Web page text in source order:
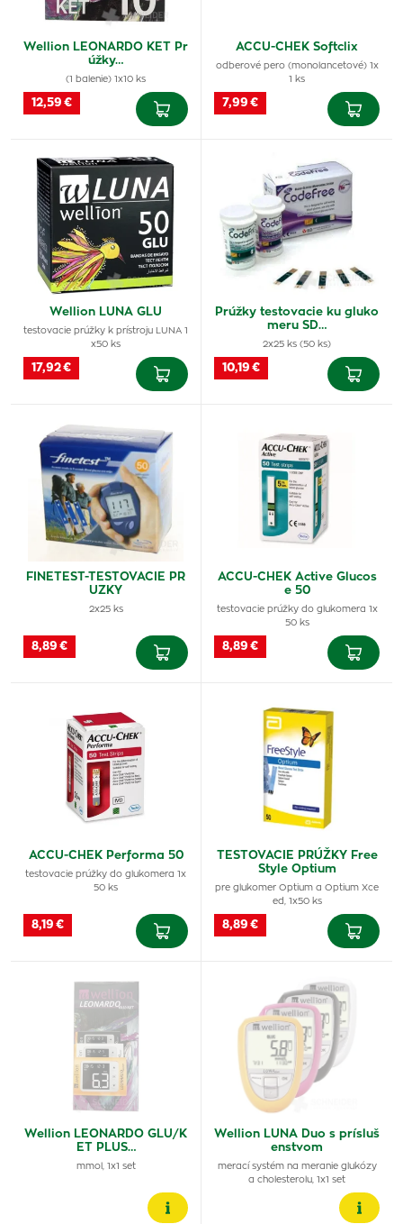
Wellion LEONARDO KET Pr
úžky…
(1 balenie) 1x10 ks
12,59 €
ACCU-CHEK Softclix
odberové pero (monolancetové) 1x
1 ks
7,99 €
Wellion LUNA GLU
testovacie prúžky k prístroju LUNA 1
x50 ks
17,92 €
Prúžky testovacie ku gluko
meru SD…
2x25 ks (50 ks)
10,19 €
FINETEST-TESTOVACIE PR
UZKY
2x25 ks
8,89 €
ACCU-CHEK Active Glucos
e 50
testovacie prúžky do glukomera 1x
50 ks
8,89 €
ACCU-CHEK Performa 50
testovacie prúžky do glukomera 1x
50 ks
8,19 €
TESTOVACIE PRÚŽKY Free
Style Optium
pre glukomer Optium a Optium Xce
ed, 1x50 ks
8,89 €
Wellion LEONARDO GLU/K
ET PLUS…
mmol, 1x1 set
Wellion LUNA Duo s prísluš
enstvom
merací systém na meranie glukózy
a cholesterolu, 1x1 set